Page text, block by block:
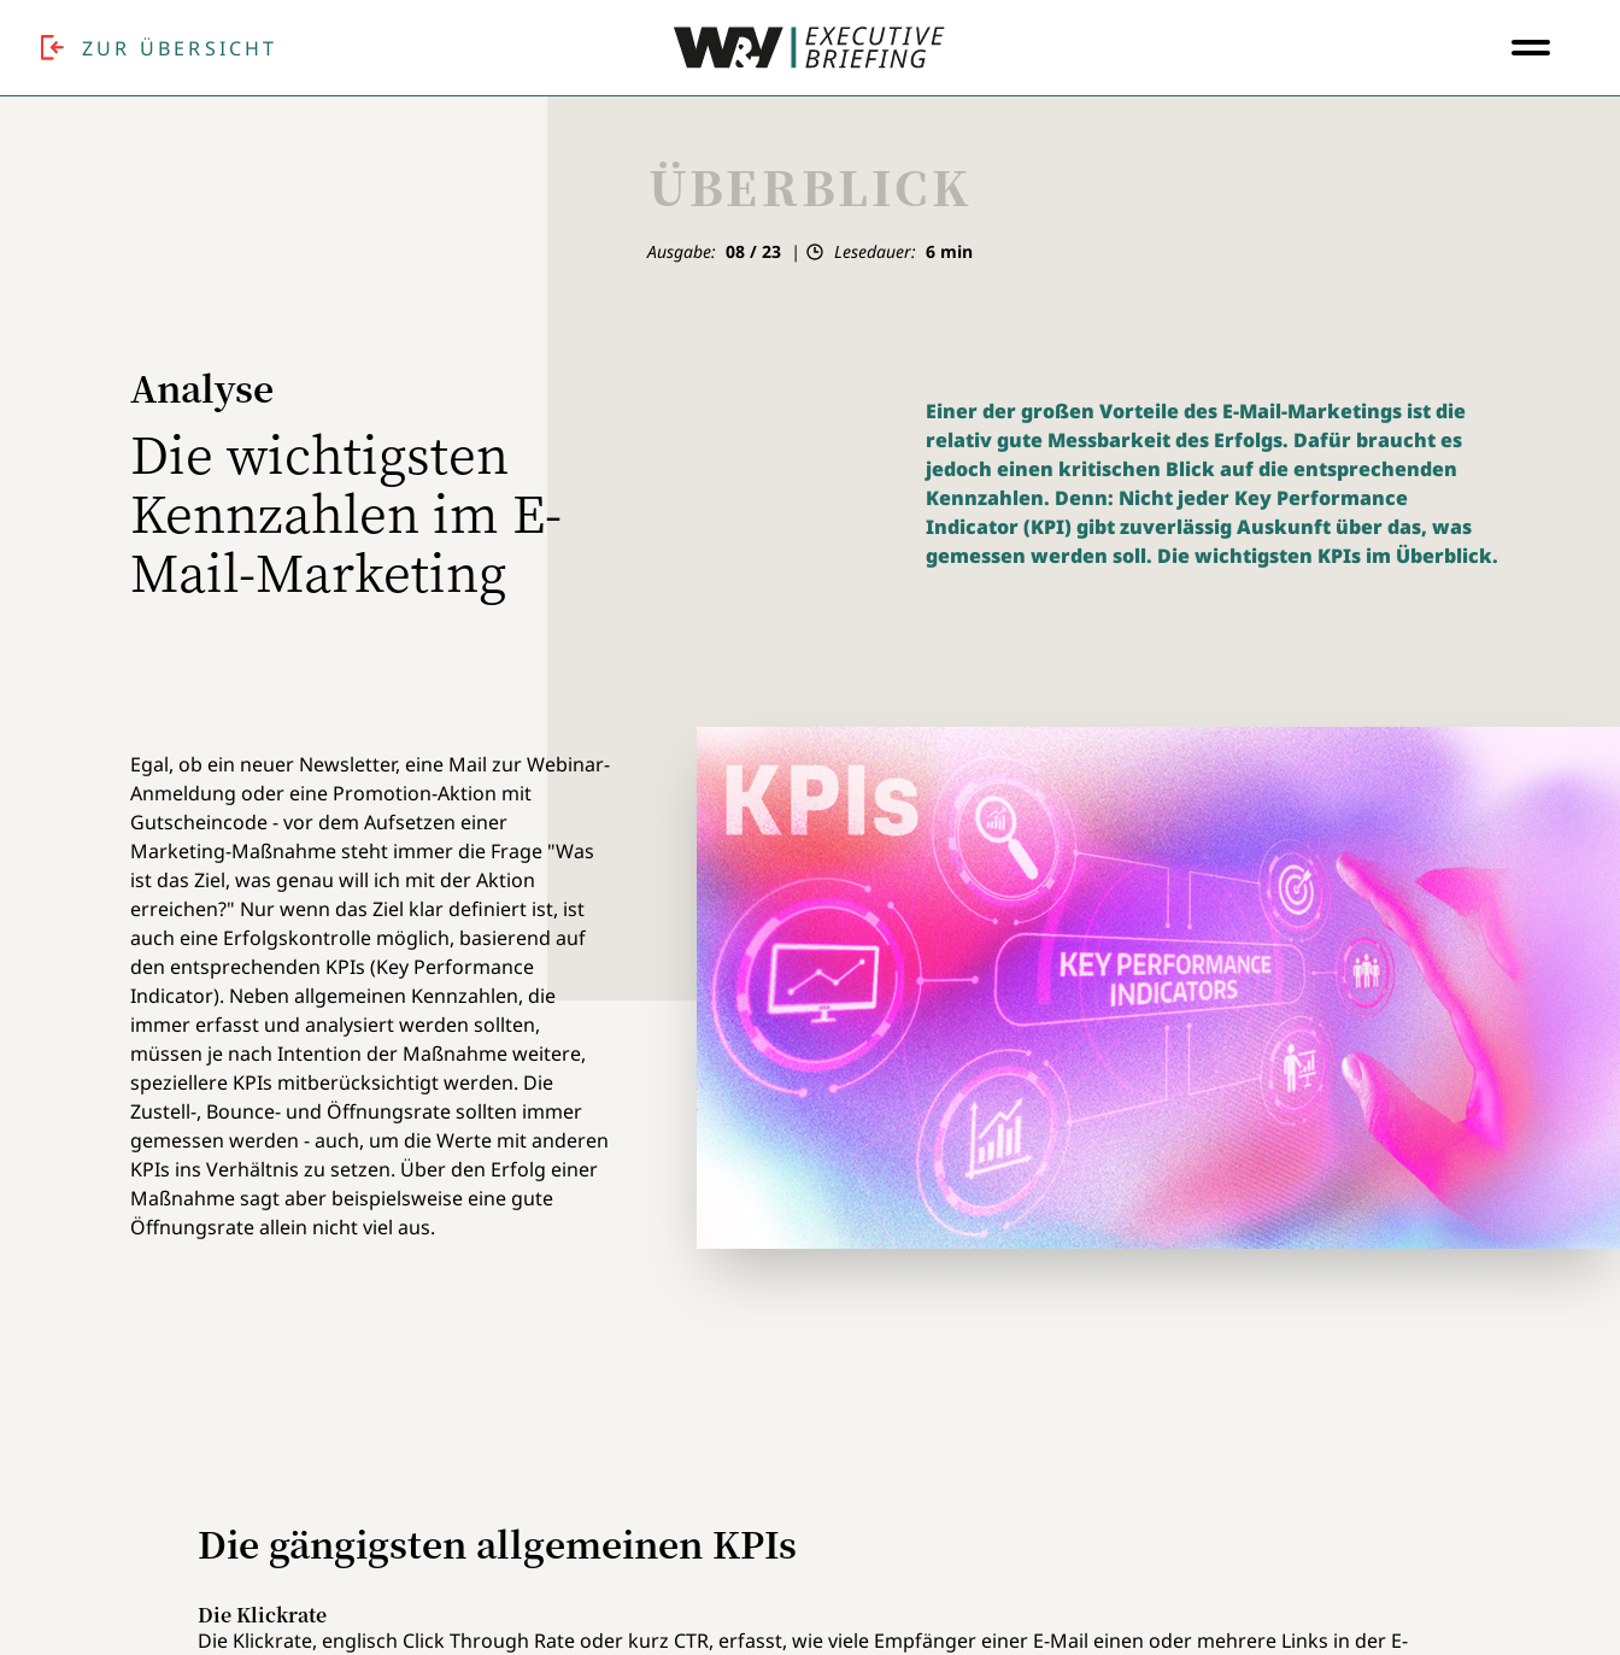
ZUR ÜBERSICHT
ÜBERBLICK
Ausgabe: 08 / 23 Lesedauer: 6 min
Analyse
Die wichtigsten
Kennzahlen im E-
Mail-Marketing
Einer der großen Vorteile des E-Mail-Marketings ist die
relativ gute Messbarkeit des Erfolgs. Dafür braucht es
jedoch einen kritischen Blick auf die entsprechenden
Kennzahlen. Denn: Nicht jeder Key Performance
Indicator (KPI) gibt zuverlässig Auskunft über das, was
gemessen werden soll. Die wichtigsten KPIs im Überblick.
Egal, ob ein neuer Newsletter, eine Mail zur Webinar-
Anmeldung oder eine Promotion-Aktion mit
Gutscheincode - vor dem Aufsetzen einer
Marketing-Maßnahme steht immer die Frage "Was
ist das Ziel, was genau will ich mit der Aktion
erreichen?" Nur wenn das Ziel klar definiert ist, ist
auch eine Erfolgskontrolle möglich, basierend auf
den entsprechenden KPIs (Key Performance
Indicator). Neben allgemeinen Kennzahlen, die
immer erfasst und analysiert werden sollten,
müssen je nach Intention der Maßnahme weitere,
speziellere KPIs mitberücksichtigt werden. Die
Zustell-, Bounce- und Öffnungsrate sollten immer
gemessen werden - auch, um die Werte mit anderen
KPIs ins Verhältnis zu setzen. Über den Erfolg einer
Maßnahme sagt aber beispielsweise eine gute
Öffnungsrate allein nicht viel aus.
Die gängigsten allgemeinen KPIs
Die Klickrate
Die Klickrate, englisch Click Through Rate oder kurz CTR, erfasst, wie viele Empfänger einer E-Mail einen oder mehrere Links in der E-